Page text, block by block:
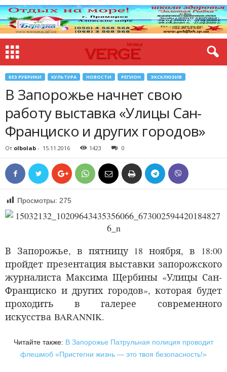
БЕЗ РУБРИКИ КУЛЬТУРА НОВОСТИ РЕГИОН ЭКСКЛЮЗИВ
В Запорожье начнет свою
работу выставка «Улицы Сан-
Франциско и других городов»
От olbolab - 15.11.2016 1423 0
Просмотры: 275
В Запорожье, в пятницу 18 ноября, в 18:00
пройдет презентация выставки запорожского
журналиста Максима Щербины«Улицы Сан-
Франциско и других городов», которая будет
проходить в галерее
современного
искусства BARANNIK.
Читайте также: В Запорожье Патрульная полиция проводит
флешмоб «Пристегни жизнь — это твоя безопасность!»